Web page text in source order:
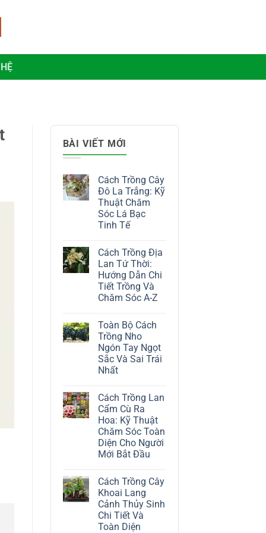
BÀI VIẾT MỚI
Cách Trồng Cây
Đô La Trắng: Kỹ
Thuật Chăm
Sóc Lá Bạc
Tinh Tế
bình
luận
ở
Cách
Trồng
Cây
Đô
Kỹ
Thuật
Chăm
Sóc
Lá
Bạc
Tinh
Cách Trồng Địa
Lan Tứ Thời:
Hướng Dẫn Chi
Tiết Trồng Và
Chăm Sóc A-Z
bình
luận
Cách
Trồng
Địa
Lan
Hướng
Dẫn
Chi
Tiết
Trồng
Và
Chăm
Sóc
A-
Toàn Bộ Cách
Trồng Nho
Ngón Tay Ngọt
Sắc Và Sai Trái
Nhất
bình
luận
ở
Toàn
Bộ
Cách
Trồng
Nho
Ngón
Sắc
Và
Sai
Trái
Nhất
Cách Trồng Lan
Cẩm Cù Ra
Hoa: Kỹ Thuật
Chăm Sóc Toàn
Diện Cho Người
Mới Bắt Đầu
bình
luận
ở
Cách
Trồng
Lan
Cẩm
Cách Trồng Cây
Khoai Lang
Cảnh Thủy Sinh
Chi Tiết Và
Toàn Diện